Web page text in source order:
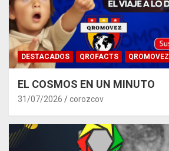
DESTACADOS QROFACTS QROMOVEZ
EL COSMOS EN UN MINUTO
31/07/2026 corozcov